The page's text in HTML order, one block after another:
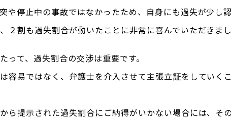
や停止中の事故ではなかったため、自身にも過失が少し
２割も過失割合が動いたことに非常に喜んでいただきまし
って、過失割合の交渉は重要です。
容易ではなく、弁護士を介入させて主張立証をしていく
ら提示された過失割合にご納得がいかない場合には、そ